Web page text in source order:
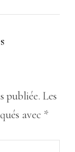
publiée. Les
avec *